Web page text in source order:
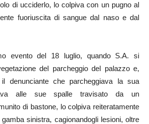
di ucciderlo, lo colpiva con un pugno al
fuoriuscita di sangue dal naso e dal
evento del 18 luglio, quando S.A. si
del parcheggio del palazzo e,
denunciante che parcheggiava la sua
alle sue spalle travisato da un
di bastone, lo colpiva reiteratamente
sinistra, cagionandogli lesioni, oltre